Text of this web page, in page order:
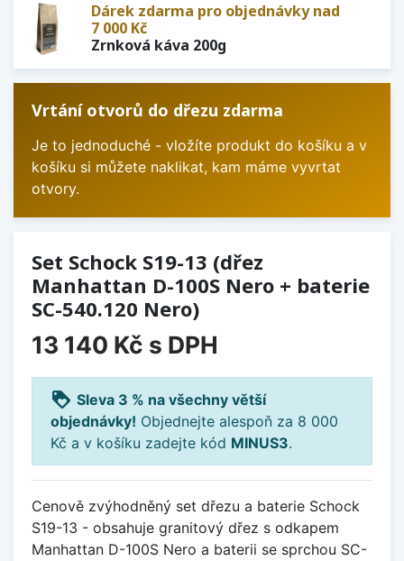
Dárek zdarma pro objednávky nad
7 000 Kč
Zrnková káva 200g
Vrtání otvorů do dřezu zdarma
Je to jednoduché - vložíte produkt do košíku a v
košíku si můžete naklikat, kam máme vyvrtat
otvory.
Set Schock S19-13 (dřez
Manhattan D-100S Nero + baterie
SC-540.120 Nero)
13 140 Kč s DPH
loyalty Sleva 3 % na všechny větší
objednávky! Objednejte alespoň za 8 000
Kč a v košíku zadejte kód MINUS3.
Cenově zvýhodněný set dřezu a baterie Schock
S19-13 - obsahuje granitový dřez s odkapem
Manhattan D-100S Nero a baterii se sprchou SC-